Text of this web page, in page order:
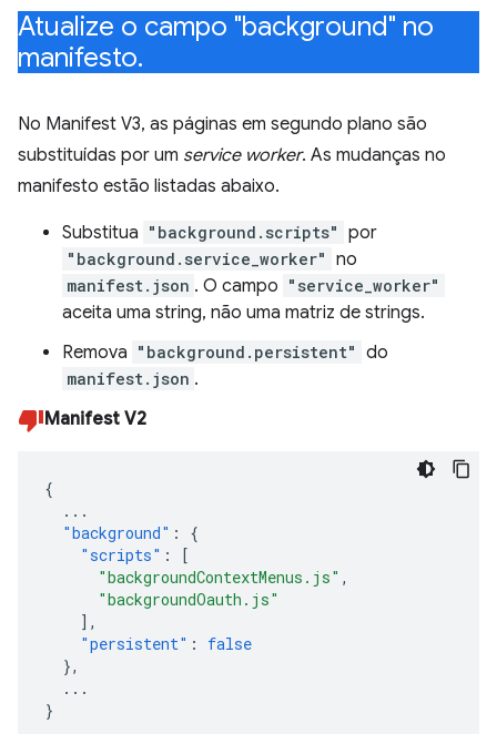
Atualize o campo "background" no
manifesto.
No Manifest V3, as páginas em segundo plano são
substituídas por um service worker. As mudanças no
manifesto estão listadas abaixo.
Substitua "background.scripts" por
"background.service_worker" no
manifest.json . O campo "service_worker"
aceita uma string, não uma matriz de strings.
Remova "background.persistent" do
manifest.json .
Manifest V2
{
...
"background" :
{
"scripts" :
[
"backgroundContextMenus.js" ,
"backgroundOauth.js"
],
"persistent" :
false
},
...
}